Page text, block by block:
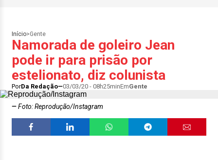
Início>Gente
Namorada de goleiro Jean
pode ir para prisão por
estelionato, diz colunista
PorDa Redação 03/03/20 - 08h25minEmGente
Foto: Reprodução/Instagram